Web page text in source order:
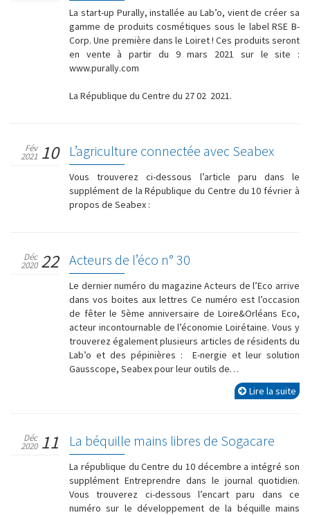
La start-up Purally, installée au Lab’o, vient de créer sa
gamme de produits cosmétiques sous le label RSE B-
Corp. Une première dans le Loiret ! Ces produits seront
en vente à partir du 9 mars 2021 sur le site :
www.purally.com
La République du Centre du 27 02 2021.
L’agriculture connectée avec Seabex
Fév
2021 10
Vous trouverez ci-dessous l’article paru dans le
supplément de la République du Centre du 10 février à
propos de Seabex :
Acteurs de l’éco n° 30
Déc
2020 22
Le dernier numéro du magazine Acteurs de l’Eco arrive
dans vos boites aux lettres Ce numéro est l’occasion
de fêter le 5ème anniversaire de Loire&Orléans Eco,
acteur incontournable de l’économie Loirétaine. Vous y
trouverez également plusieurs articles de résidents du
Lab’o et des pépinières : E-nergie et leur solution
Gausscope, Seabex pour leur outils de…
Lire la suite
La béquille mains libres de Sogacare
Déc
2020 11
La république du Centre du 10 décembre a intégré son
supplément Entreprendre dans le journal quotidien.
Vous trouverez ci-dessous l’encart paru dans ce
numéro sur le développement de la béquille mains